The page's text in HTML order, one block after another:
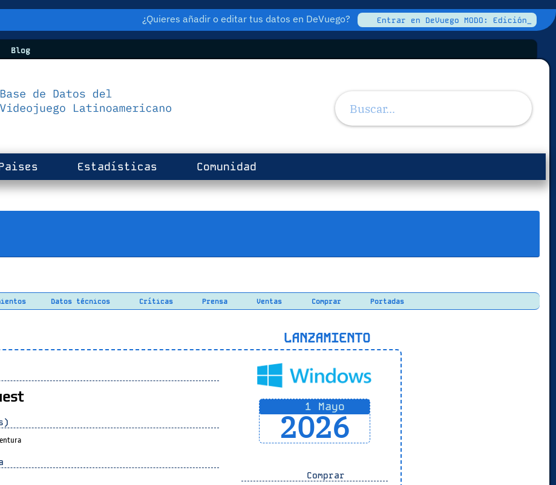
¿Quieres añadir o editar tus datos en DeVuego? Entrar en DeVuego MODO: Edición_
Blog
Estadísticas Comunidad
Datos técnicos Críticas Prensa Ventas Comprar Portadas
LANZAMIENTO
1 Mayo
2026
Comprar